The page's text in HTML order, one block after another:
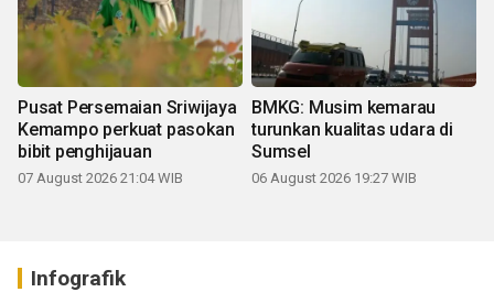
Pusat Persemaian Sriwijaya
Kemampo perkuat pasokan
bibit penghijauan
07 August 2026 21:04 WIB
BMKG: Musim kemarau
turunkan kualitas udara di
Sumsel
06 August 2026 19:27 WIB
Infografik